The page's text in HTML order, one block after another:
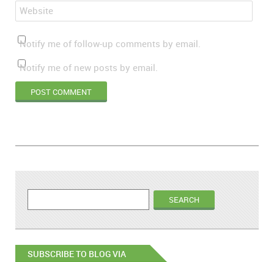
Website
Notify me of follow-up comments by email.
Notify me of new posts by email.
SUBSCRIBE TO BLOG VIA